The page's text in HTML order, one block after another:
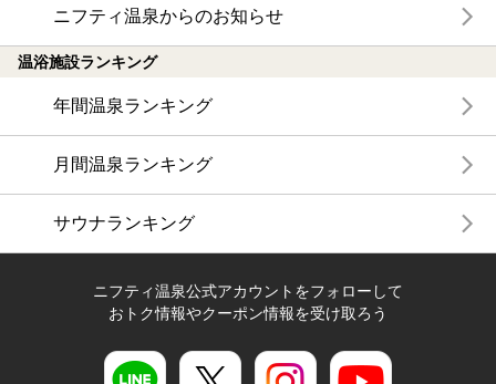
ニフティ温泉からのお知らせ
温浴施設ランキング
年間温泉ランキング
月間温泉ランキング
サウナランキング
ニフティ温泉公式アカウントをフォローして
おトク情報やクーポン情報を受け取ろう